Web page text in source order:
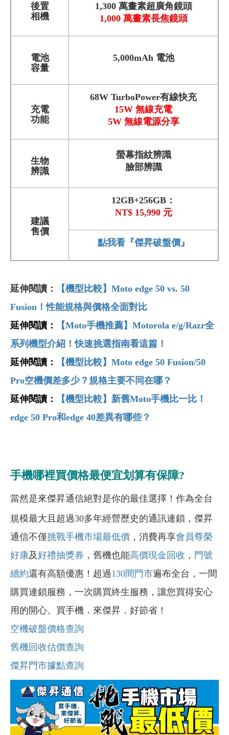
後置
相機
1,300 萬畫素超廣角鏡頭
1,000 萬畫素長焦鏡頭
電池
容量
5,000mAh 電池
充電
功能
68W TurboPower有線快充
15W 無線充電
5W 無線電源分享
生物
辨識
螢幕指紋辨識
臉部辨識
建議
售價
12GB+256GB：
NT$ 15,990 元
點我看『傑昇破盤價』
延伸閱讀：
【機型比較】Moto edge 50 vs. 50
Fusion！性能規格與價格全面對比
延伸閱讀：
【Moto手機推薦】Motorola e/g/Razr全
系列機型介紹！快速挑選指南看這篇！
延伸閱讀：
【機型比較】Moto edge 50 Fusion/50
Pro空機價差多少？規格主要不同在哪？
延伸閱讀：
【機型比較】新舊Moto手機比一比！
edge 50 Pro和edge 40差異有哪些？
手機哪裡買價格最便宜划算有保障?
當然是來傑昇通信絕對是你的最佳選擇！作為全台
規模最大且超過30多年經營歷史的通訊連鎖，傑昇
通信不僅挑戰手機市場最低價 ，消費再享會員尊榮
好康及好禮抽獎券 ，舊機也能高價現金回收 ， 門號
續約還有高額優惠！超過130間門市遍布全台，一間
購買連鎖服務，一次購買終生服務，讓您買得安心
用的開心。買手機．來傑昇．好節省！
空機破盤價格查詢
舊機回收估價查詢
傑昇門市據點查詢